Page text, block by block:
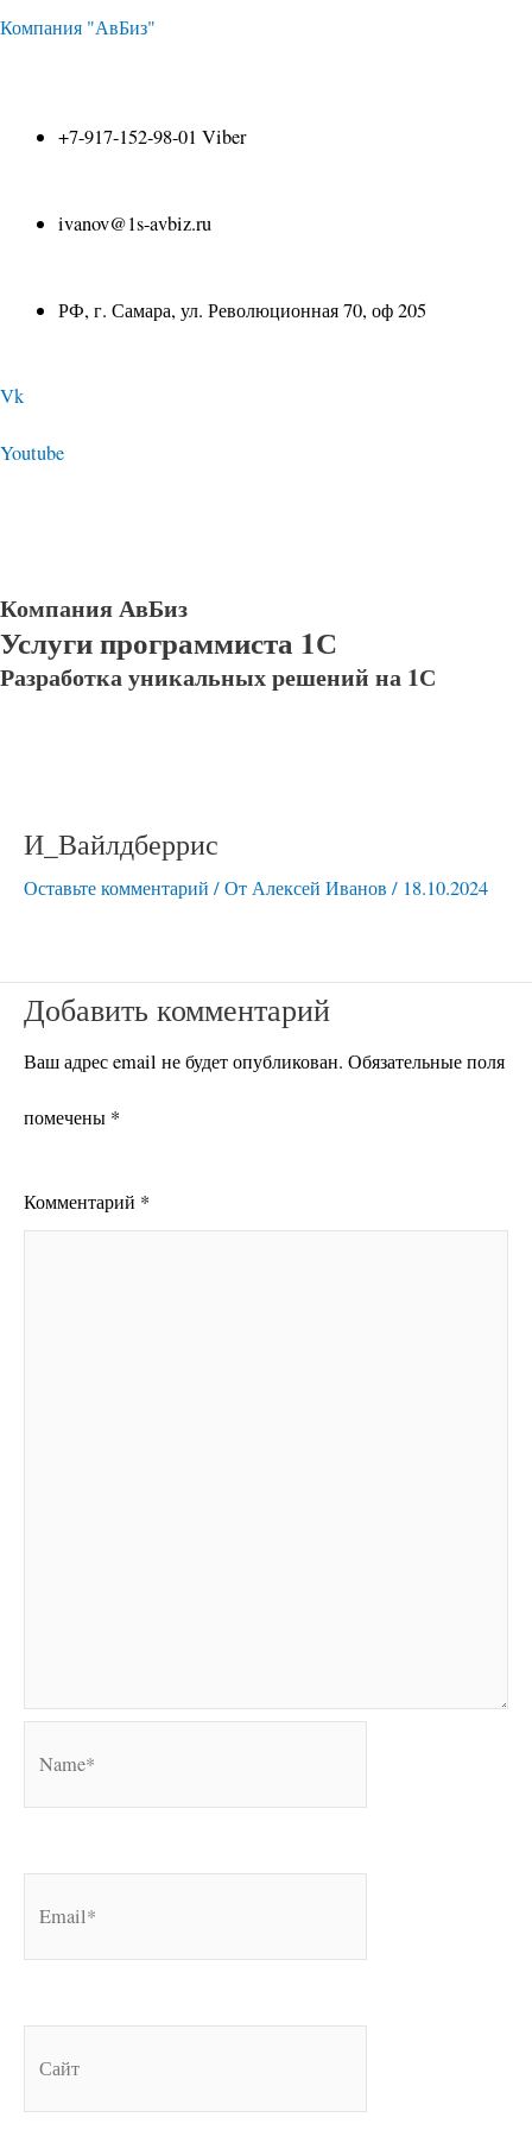
Перейти
содержимому
Компания "АвБиз"
+7-917-152-98-01 Viber
ivanov@1s-avbiz.ru
РФ, г. Самара, ул. Революционная 70, оф 205
Vk
Youtube
Компания АвБиз
Услуги программиста 1С
Разработка уникальных решений на 1С
И_Вайлдберрис
Оставьте комментарий / ОтАлексей Иванов / 18.10.2024
Добавить комментарий
Ваш адрес email не будет опубликован. Обязательные поля
помечены *
Комментарий *